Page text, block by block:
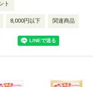
ト
8,000円以下 関連商品